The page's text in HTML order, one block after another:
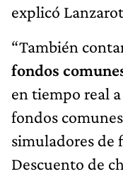
explicó
“También
fondos
en tiempo real
fondos
simuladores de
Descuento de